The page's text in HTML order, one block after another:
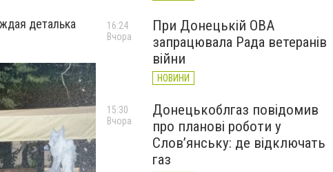
деталька
При Донецькій ОВА
запрацювала Рада ветеранів
війни
НОВИНИ
16:24
Вчора
Донецькоблгаз повідомив
про планові роботи у
Слов’янську: де відключать
газ
15:30
Вчора